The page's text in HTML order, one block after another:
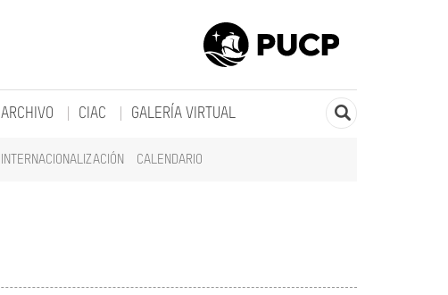
INTERNACIONALIZACIÓN CALENDARIO
ARCHIVO CIAC GALERÍA VIRTUAL